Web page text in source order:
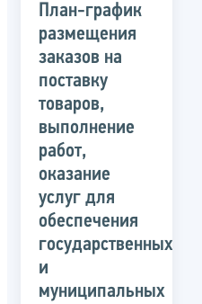
План-график
размещения
заказов на
поставку
товаров,
выполнение
работ,
оказание
услуг для
обеспечения
государственных
и
муниципальных